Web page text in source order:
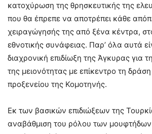
κατοχύρωση της θρησκευτικής της
που θα έπρεπε να αποτρέπει κάθε
χειραγώγησής της από ξένα κέντρα,
εθνοτικής συνάφειας. Παρ’ όλα αυτά
διαχρονική επιδίωξη της Άγκυρας για
της μειονότητας με επίκεντρο τη
προξενείου της Κομοτηνής.
Εκ των βασικών επιδιώξεων της
αναβάθμιση του ρόλου των μουφτήδων